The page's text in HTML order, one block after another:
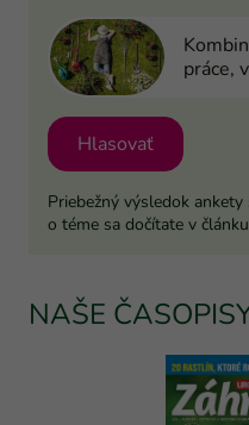
práce,
Hlasovať
Priebežný výsledok
o téme sa dočítate v
NAŠE